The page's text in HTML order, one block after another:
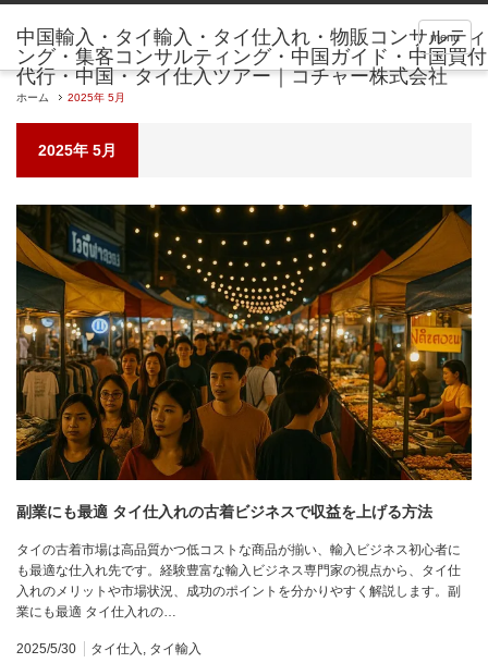
menu
ホーム 2025年 5月
2025年 5月
副業にも最適 タイ仕入れの古着ビジネスで収益を上げる方法
タイの古着市場は高品質かつ低コストな商品が揃い、輸入ビジネス初心者に
も最適な仕入れ先です。経験豊富な輸入ビジネス専門家の視点から、タイ仕
入れのメリットや市場状況、成功のポイントを分かりやすく解説します。副
業にも最適 タイ仕入れの…
2025/5/30 タイ仕入 , タイ輸入